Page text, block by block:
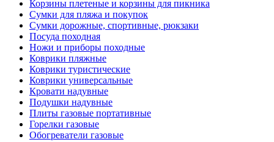
Корзины плетеные и корзины для пикника
Сумки для пляжа и покупок
Сумки дорожные, спортивные, рюкзаки
Посуда походная
Ножи и приборы походные
Коврики пляжные
Коврики туристические
Коврики универсальные
Кровати надувные
Подушки надувные
Плиты газовые портативные
Горелки газовые
Обогреватели газовые